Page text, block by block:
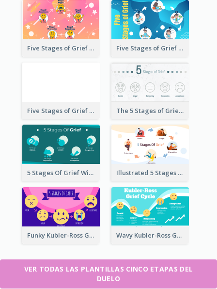
Five Stages of Grief with Emoji Icon Five Stages of Grief Infographic with illustration
Five Stages of Grief The 5 Stages of Grief With emoji Icon
5 Stages Of Grief With Graphics Illustrated 5 Stages Of Grief
Funky Kubler-Ross Grief Cycle Wavy Kubler-Ross Grief Cycle
VER TODAS LAS PLANTILLAS CINCO ETAPAS DEL
DUELO